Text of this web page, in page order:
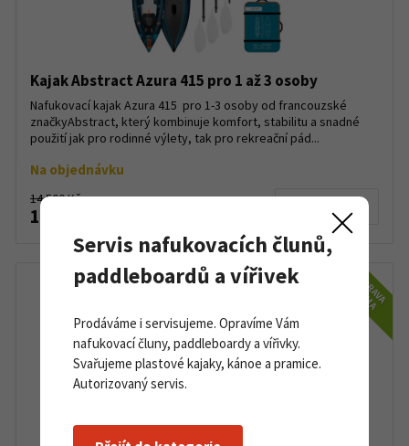
Kajak Abstract Azura 415 pro 1 až 3 osoby
Nafukovací kajak Azura 415 pro 1-3 osoby od francouzské
značkyAbstract, který kombinuje komfort, stabilitu a snadné
použití jak pro rodinné výlety, tak pro rekreační pád...
Na objednávku
14 500 Kč
13 800 Kč
DOPRAVA
ZDARMA
Servis nafukovacích člunů,
paddleboardů a vířivek
Prodáváme i servisujeme. Opravíme Vám
nafukovací čluny, paddleboardy a vířivky.
Svařujeme plastové kajaky, kánoe a pramice.
Autorizovaný servis.